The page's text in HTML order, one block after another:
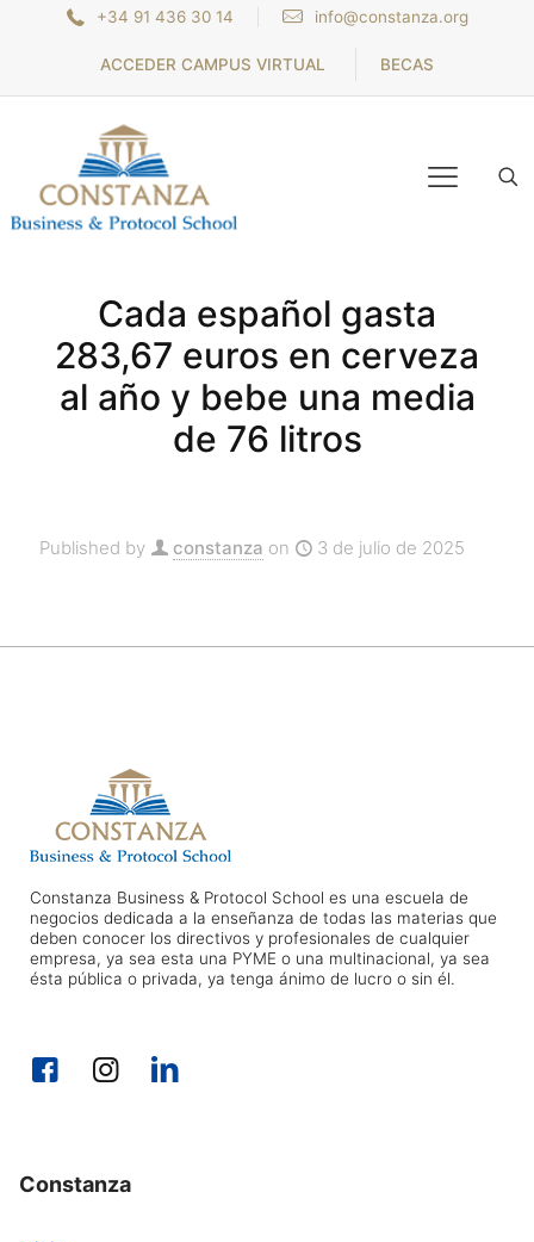
+34 91 436 30 14 info@constanza.org
ACCEDER CAMPUS VIRTUAL BECAS
Cada español gasta
283,67 euros en cerveza
al año y bebe una media
de 76 litros
Published by constanza on 3 de julio de 2025
Constanza Business & Protocol School es una escuela de
negocios dedicada a la enseñanza de todas las materias que
deben conocer los directivos y profesionales de cualquier
empresa, ya sea esta una PYME o una multinacional, ya sea
ésta pública o privada, ya tenga ánimo de lucro o sin él.
Constanza